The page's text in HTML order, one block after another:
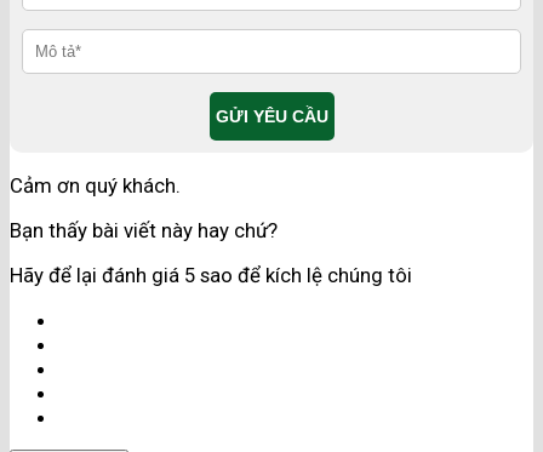
Cảm ơn quý khách.
Bạn thấy bài viết này hay chứ?
Hãy để lại đánh giá 5 sao để kích lệ chúng tôi